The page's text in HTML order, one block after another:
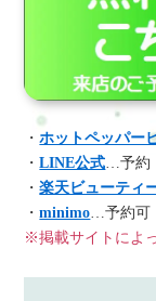
・ホットペッパー
・LINE公式 …予約
・楽天ビューティ
・minimo …予約可
※掲載サイトによ